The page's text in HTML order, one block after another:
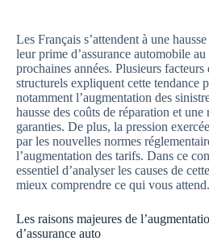
Les Français s’attendent à une
leur prime d’assurance automobile au
prochaines années. Plusieurs facteurs
structurels expliquent cette tendance
notamment l’augmentation des
hausse des coûts de réparation et une
garanties. De plus, la pression
par les nouvelles normes
l’augmentation des tarifs. Dans ce
essentiel d’analyser les causes de
mieux comprendre ce qui vous attend.
Les raisons majeures de
d’assurance auto